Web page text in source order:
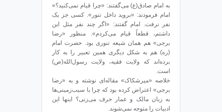
به امام صادق(ع) می‌گفتند: «چرا قیام نمی‌کنید؟»
امام فرمودند: «بروید داخل تنور». کسی جز یک
نفر نرفت. امام گفتند: «اگر چند نفر مثل این
داشتم، قطعاً قیام می‌کردم». منظور «رضا
برجی» هم همان شیعه تنوری بود. حضرت امام
(ره) هم به شکل دیگری همین تعبیر را به کار
برده‌اند که ولایت فقیه، ولایت رسول‌الله(ص)
است.
خلاصه «میرشکاک» مقاله‌ای نوشته و به «رضا
برجی» اعتراض کرده بود که چرا با سیب‌زمینی‌ها
به زبان مالک و عمار حرف می‌زنی؟ اینها این
ادبیات را متوجه نمی‌شوند.